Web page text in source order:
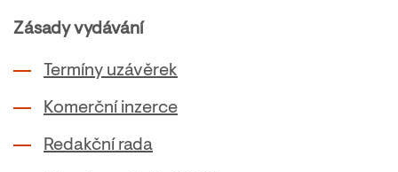
Zásady vydávání
Termíny uzávěrek
Komerční inzerce
Redakční rada